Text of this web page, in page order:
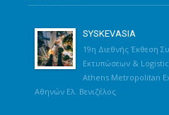
SYSKEVASIA
19η Διεθνής Έκθεση
Εκτυπώσεων &
Athens Metropolitan
Αθηνών Ελ. Βενιζέλος